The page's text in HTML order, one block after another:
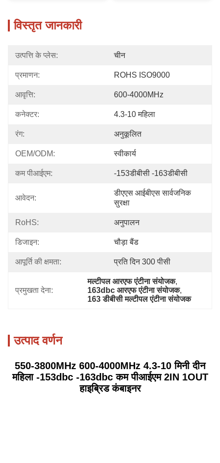
विस्तृत जानकारी
उत्पत्ति के प्लेस: चीन
प्रमाणन: ROHS ISO9000
आवृत्ति: 600-4000MHz
कनेक्टर: 4.3-10 महिला
रंग: अनुकूलित
OEM/ODM: स्वीकार्य
कम पीआईएम: -153डीबीसी -163डीबीसी
आवेदन:
डीएएस आईबीएस सार्वजनिक
सुरक्षा
RoHS: अनुपालन
डिजाइन: चौड़ा बैंड
आपूर्ति की क्षमता: प्रति दिन 300 पीसी
प्रमुखता देना:
मल्टीपल आरएफ एंटीना संयोजक,
163dbc आरएफ एंटीना संयोजक,
163 डीबीसी मल्टीपल एंटीना संयोजक
उत्पाद वर्णन
550-3800MHz 600-4000MHz 4.3-10 मिनी दीन
महिला -153dbc -163dbc कम पीआईएम 2IN 1OUT
हाइब्रिड कंबाइनर